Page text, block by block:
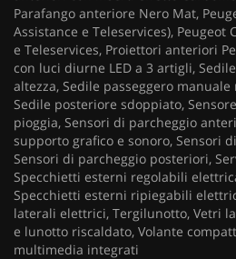
Parafango anteriore Nero Mat,
Assistance e Teleservices), Peugeot
e Teleservices, Proiettori anteriori
con luci diurne LED a 3 artigli,
altezza, Sedile passeggero
Sedile posteriore sdoppiato,
pioggia, Sensori di parcheggio
supporto grafico e sonoro, Sensori
Sensori di parcheggio posteriori,
Specchietti esterni regolabili
Specchietti esterni ripiegabili
laterali elettrici, Tergilunotto, Vetri
e lunotto riscaldato, Volante
multimedia integrati